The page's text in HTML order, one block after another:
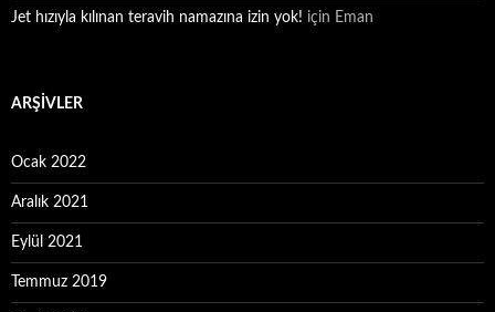
Jet hızıyla kılınan teravih namazına izin yok! için Eman
ARŞIVLER
Ocak 2022
Aralık 2021
Eylül 2021
Temmuz 2019